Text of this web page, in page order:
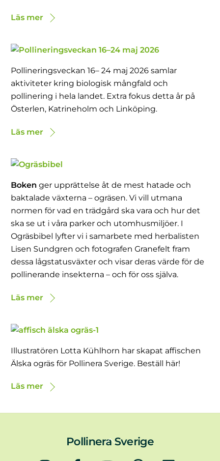
Läs mer
Pollineringsveckan 16– 24 maj 2026 samlar
aktiviteter kring biologisk mångfald och
pollinering i hela landet. Extra fokus detta år på
Österlen, Katrineholm och Linköping.
Läs mer
Boken ger upprättelse åt de mest hatade och
baktalade växterna – ogräsen. Vi vill utmana
normen för vad en trädgård ska vara och hur det
ska se ut i våra parker och utomhusmiljöer. I
Ogräsbibel lyfter vi i samarbete med herbalisten
Lisen Sundgren och fotografen Granefelt fram
dessa lågstatusväxter och visar deras värde för de
pollinerande insekterna – och för oss själva.
Läs mer
Illustratören Lotta Kühlhorn har skapat affischen
Älska ogräs för Pollinera Sverige. Beställ här!
Läs mer
Back
Pollinera Sverige
Instagram Facebook YouTube Podd